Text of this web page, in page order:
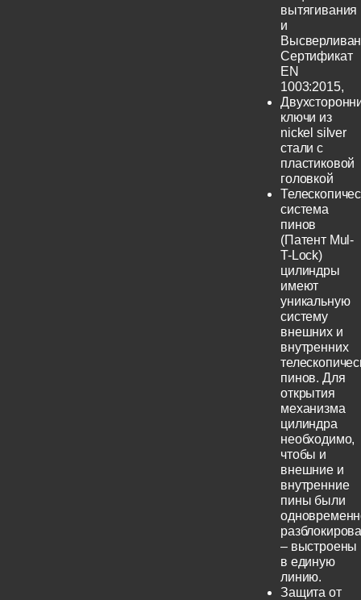
вытягивания
и
Сертификат
EN
1003:2015,
ключи из
nickel silver
стали с
пластиковой
головкой
система
пинов
(Патент Mul-
T-Lock)
цилиндры
имеют
уникальную
систему
внешних и
внутренних
пинов. Для
открытия
механизма
цилиндра
необходимо,
чтобы и
внешние и
внутренние
пины были
– выстроены
в единую
линию.
Защита от